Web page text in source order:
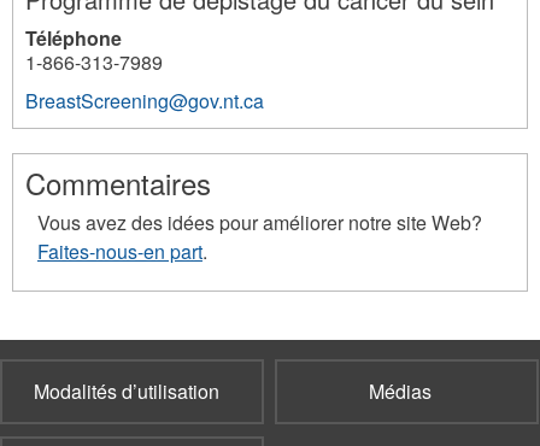
Téléphone
1-866-313-7989
BreastScreening@gov.nt.ca
68
68
68
68
Commentaires
Vous avez des idées pour améliorer notre site Web?
Faites-nous-en part.
Modalités d’utilisation Médias